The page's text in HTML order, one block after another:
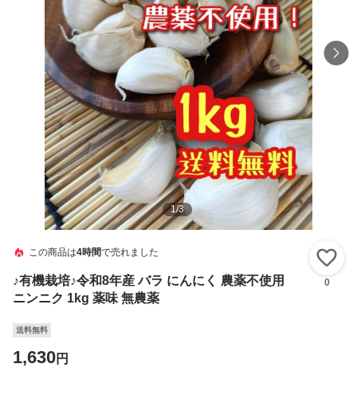
1/3
この商品は4時間で売れました
♪有機栽培♪令和8年産 バラ にんにく 農薬不使用
ニンニク 1kg 薬味 無農薬
0
送料無料
1,630円